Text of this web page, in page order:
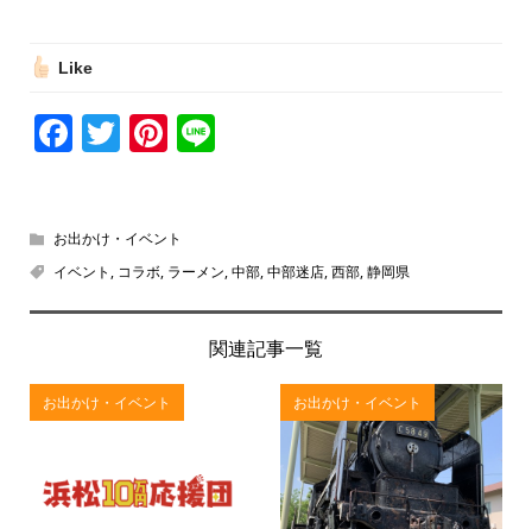
Like
Facebook
TwitterPinterest
Line
お出かけ・イベント
イベント , コラボ, ラーメン,中部,中部迷店,西部,静岡県
関連記事一覧
お出かけ・イベント お出かけ・イベント